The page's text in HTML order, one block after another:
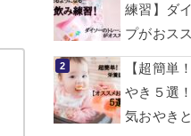
練習】ダ
プがおス
【超簡単
やき５選
気おやき